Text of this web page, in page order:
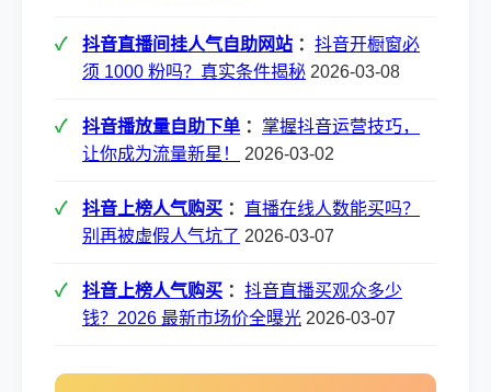
抖音直播间挂人气自助网站 ： 抖音开橱窗必
须 1000 粉吗？真实条件揭秘 2026-03-08
抖音播放量自助下单 ： 掌握抖音运营技巧，
让你成为流量新星！
2026-03-02
抖音上榜人气购买 ： 直播在线人数能买吗？
别再被虚假人气坑了 2026-03-07
抖音上榜人气购买 ： 抖音直播买观众多少
钱？2026 最新市场价全曝光 2026-03-07